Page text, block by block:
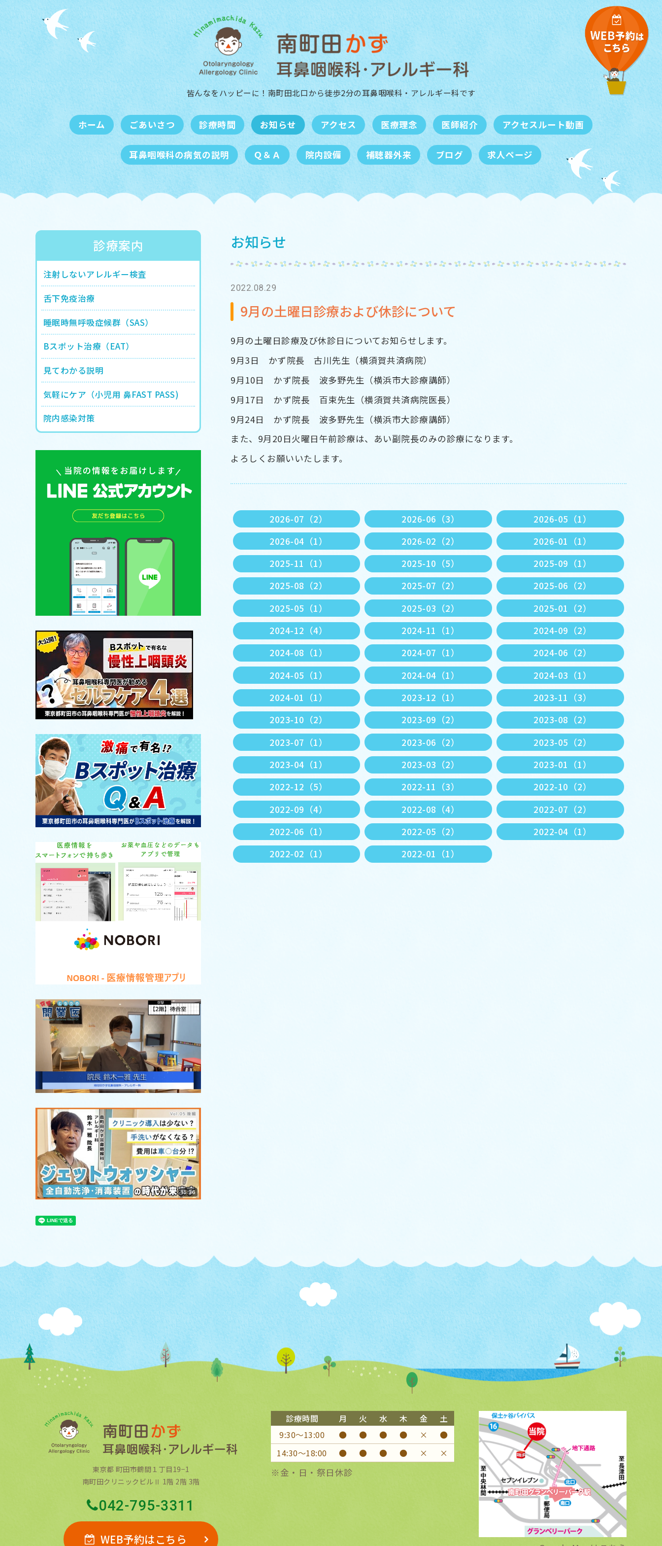
皆んなをハッピーに！南町田北口から徒歩2分の耳鼻咽喉科・アレルギー科です
ホーム ごあいさつ 診療時間 お知らせ アクセス 医療理念 医師紹介 アクセスルート動画
耳鼻咽喉科の病気の説明 Ｑ＆Ａ 院内設備 補聴器外来 ブログ 求人ページ
お知らせ
2022.08.29
9月の土曜日診療および休診について
9月の土曜日診療及び休診日についてお知らせします。
9月3日 かず院長 古川先生（横須賀共済病院）
9月10日 かず院長 波多野先生（横浜市大診療講師）
9月17日 かず院長 百束先生（横須賀共済病院医長）
9月24日 かず院長 波多野先生（横浜市大診療講師）
また、9月20日火曜日午前診療は、あい副院長のみの診療になります。
よろしくお願いいたします。
2026-07（2） 2026-06（3）
2026-05（1）
2026-04（1）
2026-02（2）
2026-01（1）
2025-11（1）
2025-10（5）
2025-09（1）
2025-08（2）
2025-07（2）
2025-06（2）
2025-05（1）
2025-03（2）
2025-01（2）
2024-12（4）
2024-11（1）
2024-09（2）
2024-08（1）
2024-07（1）
2024-06（2）
2024-05（1）
2024-04（1）
2024-03（1）
2024-01（1）
2023-12（1）
2023-11（3）
2023-10（2）
2023-09（2）
2023-08（2）
2023-07（1）
2023-06（2）
2023-05（2）
2023-04（1）
2023-03（2）
2023-01（1）
2022-12（5）
2022-11（3）
2022-10（2）
2022-09（4）
2022-08（4）
2022-07（2）
2022-06（1）
2022-05（2）
2022-04（1）
2022-02（1）
2022-01（1）
診療案内
注射しないアレルギー検査
舌下免疫治療
睡眠時無呼吸症候群（SAS）
Bスポット治療（EAT）
見てわかる説明
気軽にケア（小児用 鼻FAST PASS)
院内感染対策
東京都 町田市鶴間１丁目19−1
南町田クリニックビルⅡ 1階 2階 3階
042-795-3311
WEB予約はこちら
診療時間 月 火 水 木 金
土
9:30〜13:00
● ● ● ● ×
●
14:30〜18:00
● ● ● ● × ×
※金・日・祭日休診